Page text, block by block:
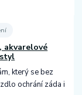
akvarelové
který se bez
ochrání záda i